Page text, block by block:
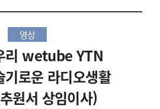
영상
리 wetube YTN
로운 라디오생활
원서 상임이사)